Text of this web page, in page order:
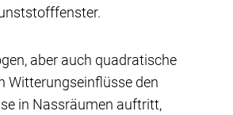
aber auch quadratische
Witterungseinflüsse den
in Nassräumen auftritt,